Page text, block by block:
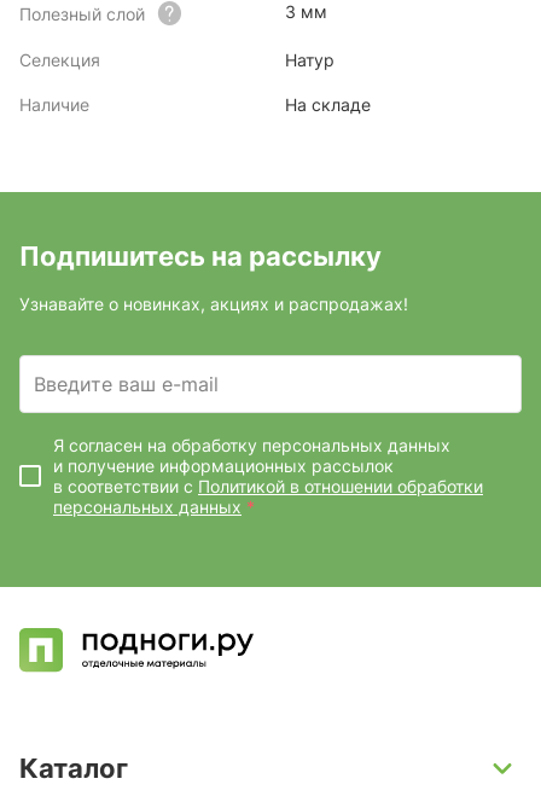
Полезный слой 3 мм
Селекция Натур
Наличие На складе
Подпишитесь на рассылку
Узнавайте о новинках, акциях и распродажах!
Введите ваш e-mail
Я согласен на обработку персональных данных
и получение информационных рассылок
в соответствии с Политикой в отношении обработки
персональных данных *
Каталог